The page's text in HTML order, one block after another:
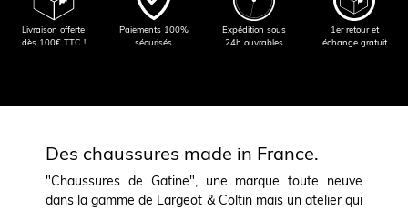
Livraison offerte
dès 100€ TTC !
Paiements 100%
sécurisés
Expédition sous
24h ouvrables
1er retour et
échange gratuit
Des chaussures made in France.
"Chaussures de Gatine", une marque toute neuve
dans la gamme de Largeot & Coltin mais un atelier qui